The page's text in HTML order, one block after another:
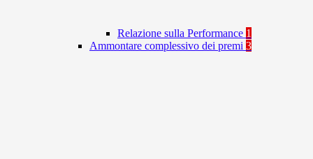
Relazione sulla Performance 1
Ammontare complessivo dei premi 3